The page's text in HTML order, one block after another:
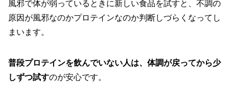
風邪で体が弱っているときに新しい食品を試すと、不調の
原因が風邪なのかプロテインなのか判断しづらくなってし
まいます。
普段プロテインを飲んでいない人は、体調が戻ってから少
しずつ試すのが安心です。